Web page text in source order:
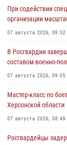
При содействии
организации
07 августа 2026, 09:52
В Росгвардии
составом военно-
07 августа 2026, 09:05
Мастер-класс по
Херсонской области
07 августа 2026, 08:49
Росгвардейцы